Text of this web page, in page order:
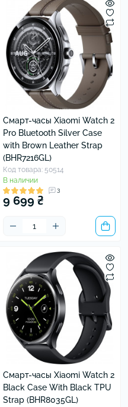
Смарт-часы Xiaomi Watch 2
Pro Bluetooth Silver Case
with Brown Leather Strap
(BHR7216GL)
Код товара: 50514
В наличии
3
9 699 ₴
Смарт-часы Xiaomi Watch 2
Black Case With Black TPU
Strap (BHR8035GL)